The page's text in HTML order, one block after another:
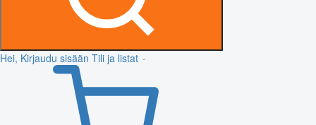
Hei, Kirjaudu sisään Tili ja listat